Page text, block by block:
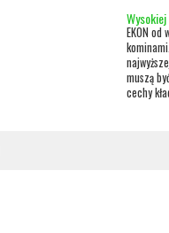
EKON
muszą
cechy